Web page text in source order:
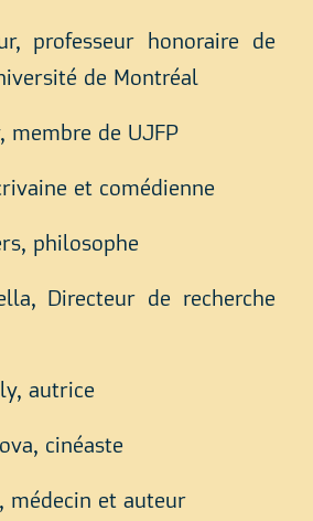
professeur honoraire de
de Montréal
membre de UJFP
et comédienne
philosophe
Directeur de recherche
autrice
cinéaste
médecin et auteur